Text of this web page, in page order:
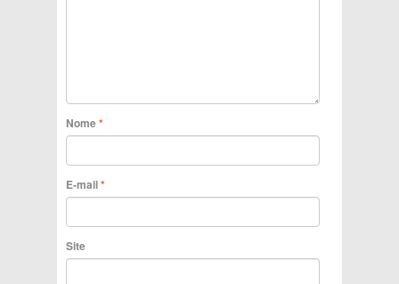
Nome*
E-mail*
Site